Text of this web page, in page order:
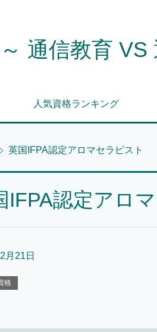
通信教育 VS
人気資格ランキング
英国IFPA認定アロマセラピスト
IFPA認定アロ
月21日
格